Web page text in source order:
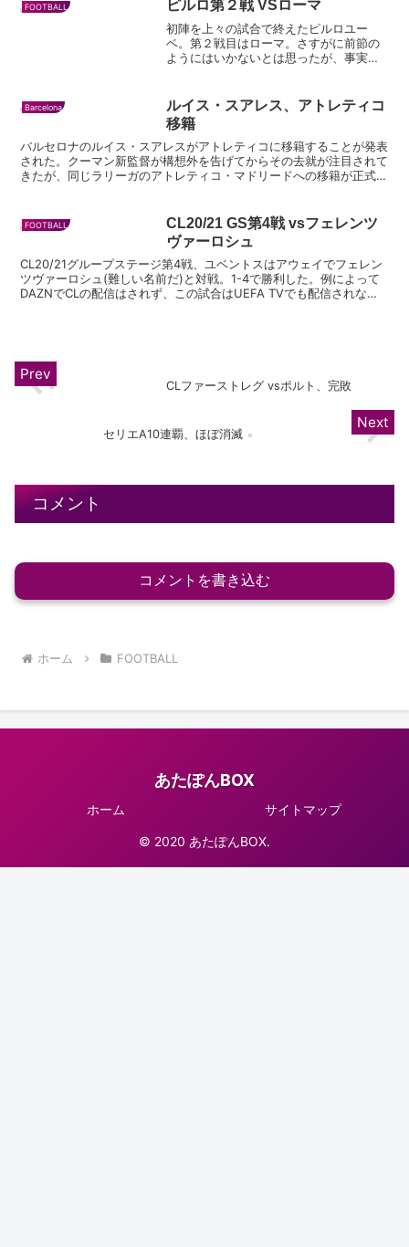
ンスのリヨンにセカン...
FOOTBALL ピルロ第２戦 VSローマ
初陣を上々の試合で終えたピルロユー
ベ。第２戦目はローマ。さすがに前節の
ようにはいかないとは思ったが、事実上
た。 加入したばかりのモラタはロナウ
ドとの２トップで起用。ローマの...
Barcelona
ルイス・スアレス、アトレティコ
移籍
バルセロナのルイス・スアレスがアトレティコに移籍することが発表
された。クーマン新監督が構想外を告げてからその去就が注目されて
きたが、同じラリーガのアトレティコ・マドリードへの移籍が正式に
FOOTBALL
CL20/21 GS第4戦 vsフェレンツ
ヴァーロシュ
CL20/21グループステージ第4戦、ユベントスはアウェイでフェレン
ツヴァーロシュ(難しい名前だ)と対戦。1-4で勝利した。例によって
DAZNでCLの配信はされず、この試合はUEFA TVでも配信されなか
CLファーストレグ vsポルト、完敗
セリエA10連覇、ほぼ消滅
コメント
コメントを書き込む
ホーム FOOTBALL
あたぽんBOX
ホーム サイトマップ
© 2020 あたぽんBOX.